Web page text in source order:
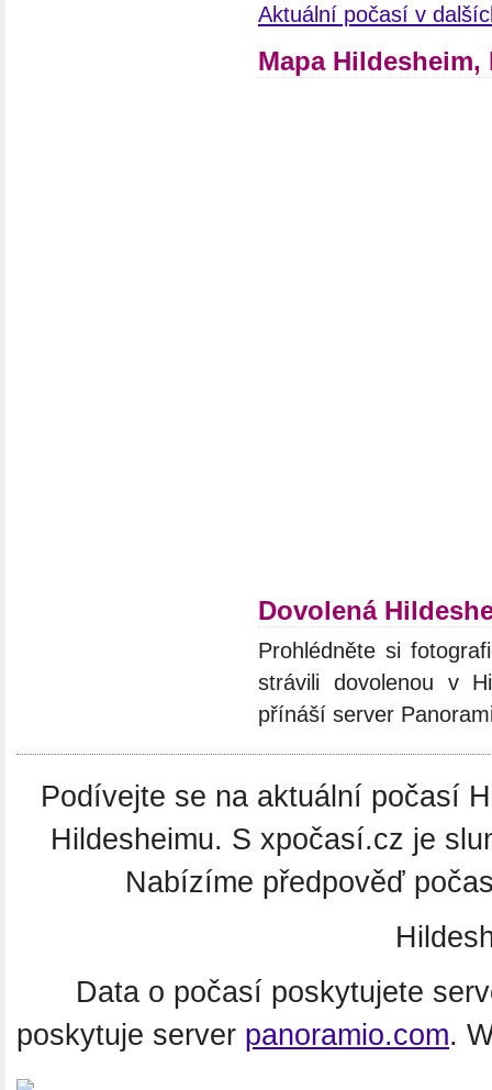
Aktuální počasí v
Mapa Hildesheim,
Dovolená
Prohlédněte si
strávili dovolenou v
přínáší server
Podívejte se na aktuální počasí
Hildesheimu. S xpočasí.cz je
Nabízíme předpověď
Data o počasí poskytujete
poskytuje server panoramio.com.